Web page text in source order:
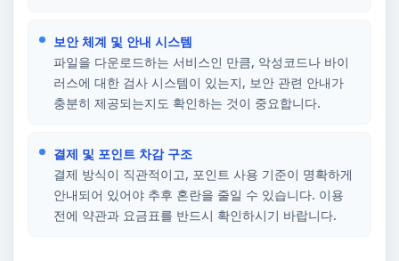
보안 체계 및 안내 시스템
파일을 다운로드하는 서비스인 만큼, 악성코드나 바이
러스에 대한 검사 시스템이 있는지, 보안 관련 안내가
충분히 제공되는지도 확인하는 것이 중요합니다.
결제 및 포인트 차감 구조
결제 방식이 직관적이고, 포인트 사용 기준이 명확하게
안내되어 있어야 추후 혼란을 줄일 수 있습니다. 이용
전에 약관과 요금표를 반드시 확인하시기 바랍니다.